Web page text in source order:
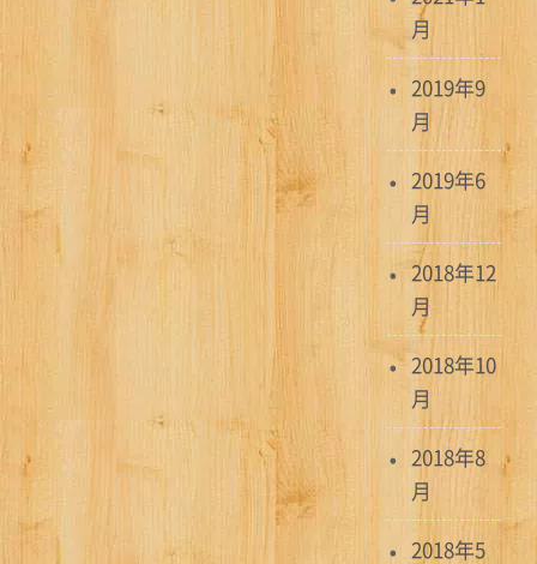
月
2019年9
月
2019年6
月
2018年12
月
2018年10
月
2018年8
月
2018年5